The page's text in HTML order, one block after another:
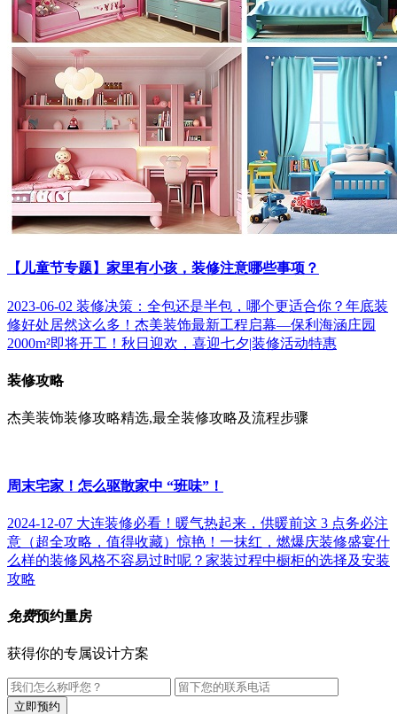
【儿童节专题】家里有小孩，装修注意哪些事项？
2023-06-02 装修决策：全包还是半包，哪个更适合你？ 年底装
修好处居然这么多！ 杰美装饰最新工程启幕—保利海涵庄园
2000m²即将开工！ 秋日迎欢，喜迎七夕|装修活动特惠
装修攻略
杰美装饰装修攻略精选,最全装修攻略及流程步骤
周末宅家！怎么驱散家中 “班味”！
2024-12-07 大连装修必看！暖气热起来，供暖前这 3 点务必注
意（超全攻略，值得收藏）惊艳！一抹红，燃爆庆装修盛宴什
么样的装修风格不容易过时呢？ 家装过程中橱柜的选择及安装
攻略
免费预约量房
获得你的专属设计方案